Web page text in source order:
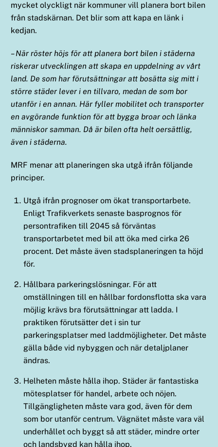
mycket olyckligt när kommuner vill planera bort bilen
från stadskärnan. Det blir som att kapa en länk i
kedjan.
– När röster höjs för att planera bort bilen i städerna
riskerar utvecklingen att skapa en uppdelning av vårt
land. De som har förutsättningar att bosätta sig mitt i
större städer lever i en tillvaro, medan de som bor
utanför i en annan. Här fyller mobilitet och transporter
en avgörande funktion för att bygga broar och länka
människor samman. Då är bilen ofta helt oersättlig,
även i städerna.
MRF menar att planeringen ska utgå ifrån följande
principer.
Utgå ifrån prognoser om ökat transportarbete.
Enligt Trafikverkets senaste basprognos för
persontrafiken till 2045 så förväntas
transportarbetet med bil att öka med cirka 26
procent. Det måste även stadsplaneringen ta höjd
för.
Hållbara parkeringslösningar. För att
omställningen till en hållbar fordonsflotta ska vara
möjlig krävs bra förutsättningar att ladda. I
praktiken förutsätter det i sin tur
parkeringsplatser med laddmöjligheter. Det måste
gälla både vid nybyggen och när detaljplaner
ändras.
Helheten måste hålla ihop. Städer är fantastiska
mötesplatser för handel, arbete och nöjen.
Tillgängligheten måste vara god, även för dem
som bor utanför centrum. Vägnätet måste vara väl
underhållet och byggt så att städer, mindre orter
och landsbygd kan hålla ihop.